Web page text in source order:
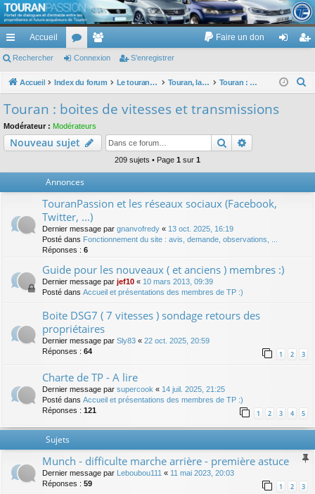
TouranPassion
Le forum des propriétaires ou futurs acquéreurs du Volkswagen Touran
cc
ès
pi
de
Accueil
or
u
e
m
Faire un don
ne nr
Rechercher Connexion S’enregistrer
Accueil Index du forum Le touran dans ses versions I (V1 V2 V3) et II ... Touran, la mécanique : moteurs, boites, transmissions, freins, direction, roues Touran : boites de vitesses et transmissions
c
Touran : boites de vitesses et transmissions
Modérateur : Modérateurs
Nouveau sujet Rechercher
209 sujets • Page 1 sur 1
Annonces
TouranPassion et les réseaux sociaux (Facebook,
Twitter, ...)
Dernier message par gnanvofredy « 13 oct. 2025, 16:19
Posté dans Fonctionnement du site : avis, demande, observations, ...
Réponses : 6
Guide pour les nouveaux ( et anciens ) membres :)
Dernier message par jef10 « 10 mars 2013, 09:39
Posté dans Accueil et présentations des membres de TP :)
Boite DSG7 ( 7 vitesses ) sondage retours des
propriétaires
Dernier message par Sly83 « 22 oct. 2025, 20:59
Réponses : 64 1 2 3
Charte de TP - A lire
Dernier message par supercook « 14 juil. 2025, 21:25
Posté dans Accueil et présentations des membres de TP :)
Réponses : 121 1 2 3 4 5
Sujets
Munch - difficulte marche arrière - première astuce
Dernier message par Leboubou111 « 11 mai 2023, 20:03
Réponses : 59 1 2 3